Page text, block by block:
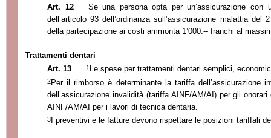
Art. 12
Se una persona opta per un’assicurazione
dell’articolo 93 dell’ordinanza sull’assicurazione malattia
della partecipazione ai costi ammonta 1’000.-- franchi al
Trattamenti dentari
Art. 13
1Le spese per trattamenti dentari semplici,
2Per il rimborso è determinante la tariffa dell’assicurazione
dell’assicurazione invalidità (tariffa AINF/AM/AI) per gli
AINF/AM/AI per i lavori di tecnica dentaria.
3 I preventivi e le fatture devono rispettare le posizioni tariffali